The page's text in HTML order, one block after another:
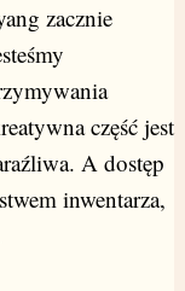
zacznie
część jest
A dostęp
inwentarza,